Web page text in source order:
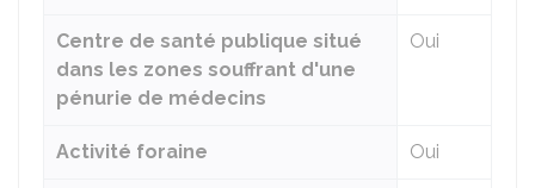
Centre de santé publique situé
dans les zones souffrant d'une
pénurie de médecins
Oui
Activité foraine Oui